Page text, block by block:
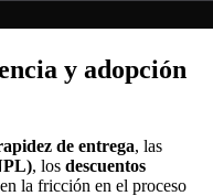
y adopción
de entrega, las
, los descuentos
la fricción en el proceso